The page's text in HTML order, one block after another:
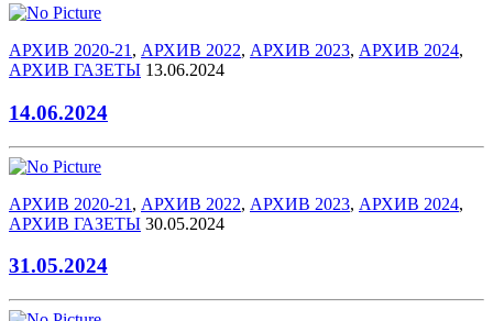
АРХИВ 2020-21 , АРХИВ 2022, АРХИВ 2023, АРХИВ 2024,
АРХИВ ГАЗЕТЫ 13.06.2024
14.06.2024
АРХИВ 2020-21 , АРХИВ 2022, АРХИВ 2023, АРХИВ 2024,
АРХИВ ГАЗЕТЫ 30.05.2024
31.05.2024